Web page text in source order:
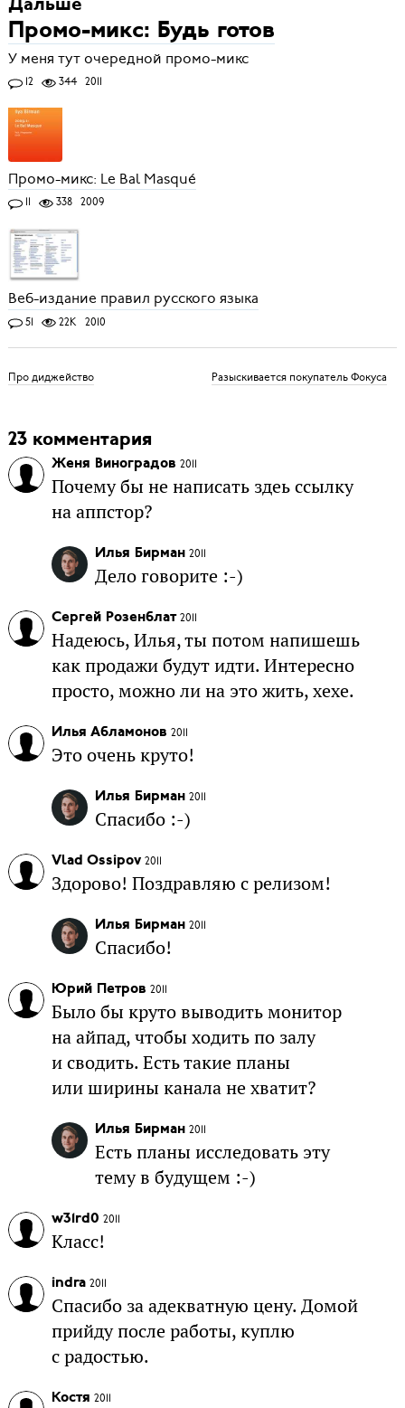
Дальше
Промо-микс: Будь готов
У меня тут очередной промо-микс
12 344 2011
Промо-микс: Le Bal Masqué
11 338 2009
Веб-издание правил русского языка
51 22K 2010
Про диджейство Разыскивается покупатель Фокуса
23 комментария
Женя Виноградов 2011
Почему бы не написать здеь ссылку
на аппстор?
Илья Бирман 2011
Дело говорите :-)
Сергей Розенблат 2011
Надеюсь, Илья, ты потом напишешь
как продажи будут идти. Интересно
просто, можно ли на это жить, хехе.
Илья Абламонов 2011
Это очень круто!
Илья Бирман 2011
Спасибо :-)
Vlad Ossipov 2011
Здорово! Поздравляю с релизом!
Илья Бирман 2011
Спасибо!
Юрий Петров 2011
Было бы круто выводить монитор
на айпад, чтобы ходить по залу
и сводить. Есть такие планы
или ширины канала не хватит?
Илья Бирман 2011
Есть планы исследовать эту
тему в будущем :-)
w31rd0 2011
Класс!
indra 2011
Спасибо за адекватную цену. Домой
прийду после работы, куплю
с радостью.
Костя 2011